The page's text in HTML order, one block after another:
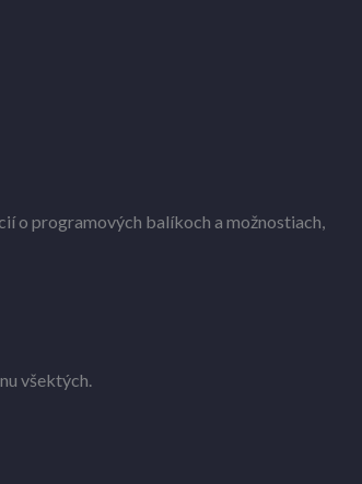
o programových balíkoch a možnostiach,
všektých.